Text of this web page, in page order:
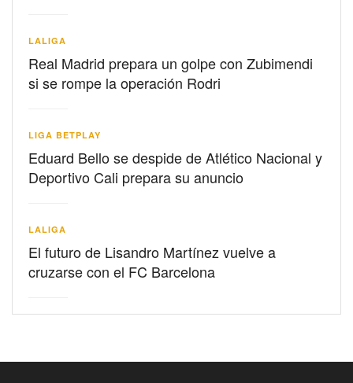
LALIGA
Real Madrid prepara un golpe con Zubimendi
si se rompe la operación Rodri
LIGA BETPLAY
Eduard Bello se despide de Atlético Nacional y
Deportivo Cali prepara su anuncio
LALIGA
El futuro de Lisandro Martínez vuelve a
cruzarse con el FC Barcelona